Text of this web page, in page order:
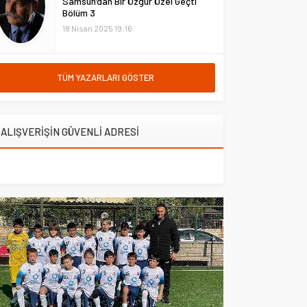
Bölüm 3
18 Nisan 2025 19:16
TÜM YAZARLARI GÖSTER
ALIŞVERİŞİN GÜVENLİ ADRESİ